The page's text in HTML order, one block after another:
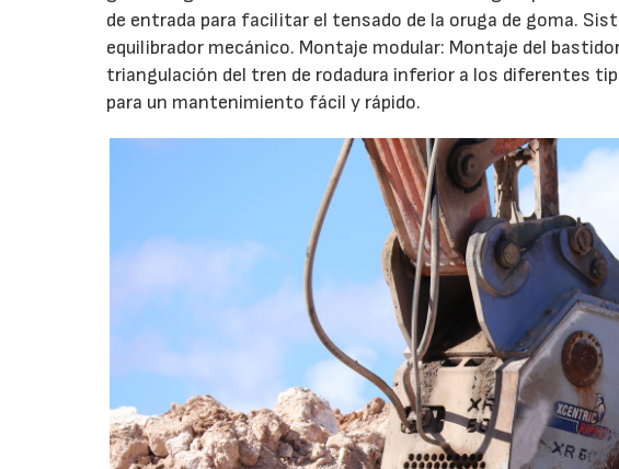
de entrada para facilitar el tensado de la oruga de goma.
equilibrador mecánico. Montaje modular: Montaje del
triangulación del tren de rodadura inferior a los diferentes
para un mantenimiento fácil y rápido.